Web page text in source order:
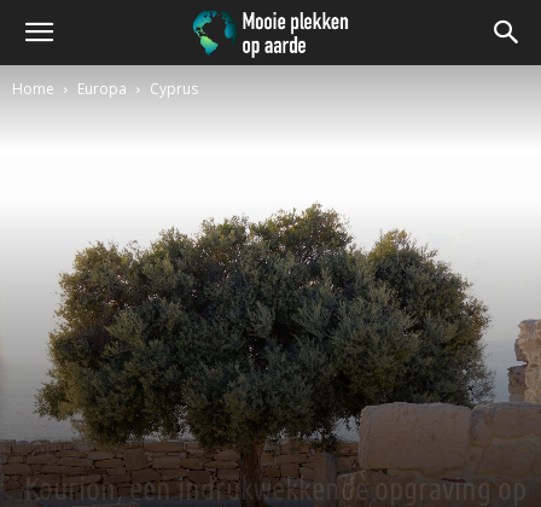
Home Europa Cyprus
Cyprus
Kourion, een indrukwekkende opgraving op